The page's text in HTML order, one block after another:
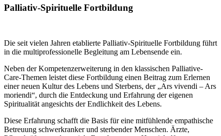
Palliativ-Spirituelle Fortbildung
Die seit vielen Jahren etablierte Palliativ-Spirituelle Fortbildung führt
in die multiprofessionelle Begleitung am Lebensende ein.
Neben der Kompetenzerweiterung in den klassischen Palliative-
Care-Themen leistet diese Fortbildung einen Beitrag zum Erlernen
einer neuen Kultur des Lebens und Sterbens, der „Ars vivendi – Ars
moriendi“, durch die Entdeckung und Erfahrung der eigenen
Spiritualität angesichts der Endlichkeit des Lebens.
Diese Erfahrung schafft die Basis für eine mitfühlende empathische
Betreuung schwerkranker und sterbender Menschen. Ärzte,